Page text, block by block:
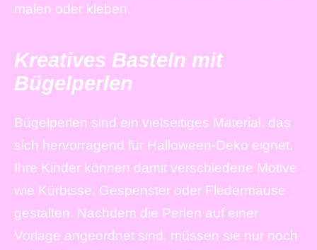
malen oder kleben.
Kreatives Basteln mit
Bügelperlen
Bügelperlen sind ein vielseitiges Material, das
sich hervorragend für Halloween-Deko eignet.
Ihre Kinder können damit verschiedene Motive
wie Kürbisse, Gespenster oder Fledermäuse
gestalten. Nachdem die Perlen auf einer
Vorlage angeordnet sind, müssen sie nur noch